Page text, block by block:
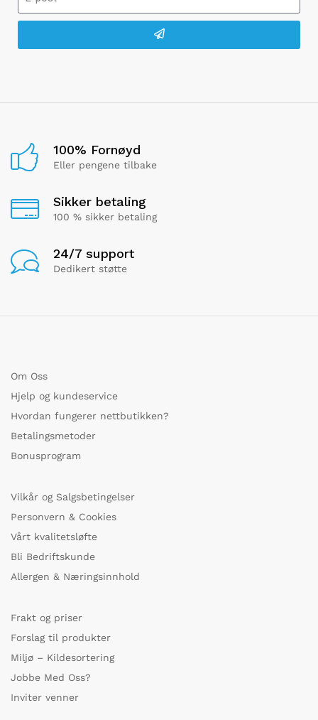
100% Fornøyd
Eller pengene tilbake
Sikker betaling
100 % sikker betaling
24/7 support
Dedikert støtte
Om Oss
Hjelp og kundeservice
Hvordan fungerer nettbutikken?
Betalingsmetoder
Bonusprogram
Vilkår og Salgsbetingelser
Personvern & Cookies
Vårt kvalitetsløfte
Bli Bedriftskunde
Allergen & Næringsinnhold
Frakt og priser
Forslag til produkter
Miljø – Kildesortering
Jobbe Med Oss?
Inviter venner